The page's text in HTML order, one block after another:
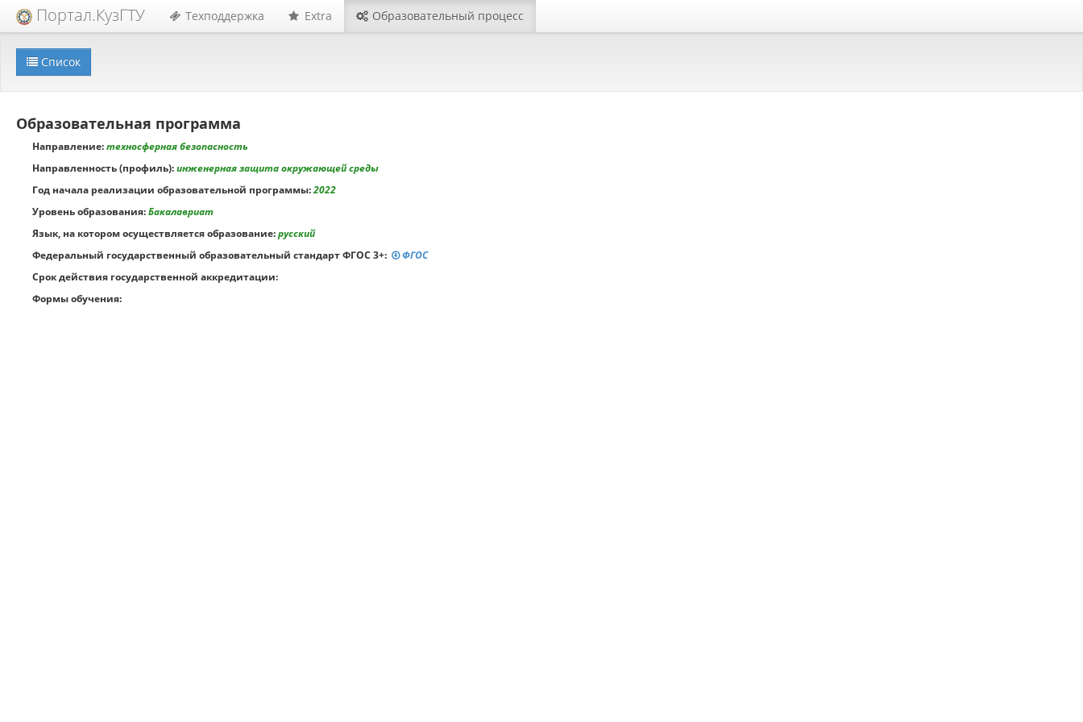
Портал.КузГТУ Техподдержка Extra Образовательный процесс
Список
Образовательная программа
Направление:техносферная безопасность
Направленность (профиль):инженерная защита окружающей среды
Год начала реализации образовательной программы:2022
Уровень образования:Бакалавриат
Язык, на котором осуществляется образование:русский
Федеральный государственный образовательный стандарт ФГОС 3+:
ФГОС
Срок действия государственной аккредитации:
Формы обучения: